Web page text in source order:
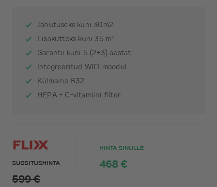
Jahutuseks kuni 30m2
Lisakütteks kuni 35 m²
Garantii kuni 5 (2+3) aastat
Integreeritud WIFI moodul
Külmaine R32
HEPA + C-vitamiini filter
SUOSITUSHINTA
599 €
HINTA SINULLE
468 €